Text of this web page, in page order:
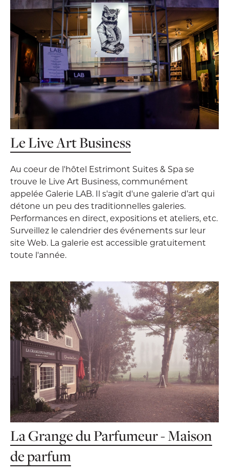
Le Live Art Business
Au coeur de l'hôtel Estrimont Suites & Spa se
trouve le Live Art Business, communément
appelée Galerie LAB. Il s'agit d'une galerie d’art qui
détone un peu des traditionnelles galeries.
Performances en direct, expositions et ateliers, etc.
Surveillez le calendrier des événements sur leur
site Web. La galerie est accessible gratuitement
toute l'année.
La Grange du Parfumeur - Maison
de parfum